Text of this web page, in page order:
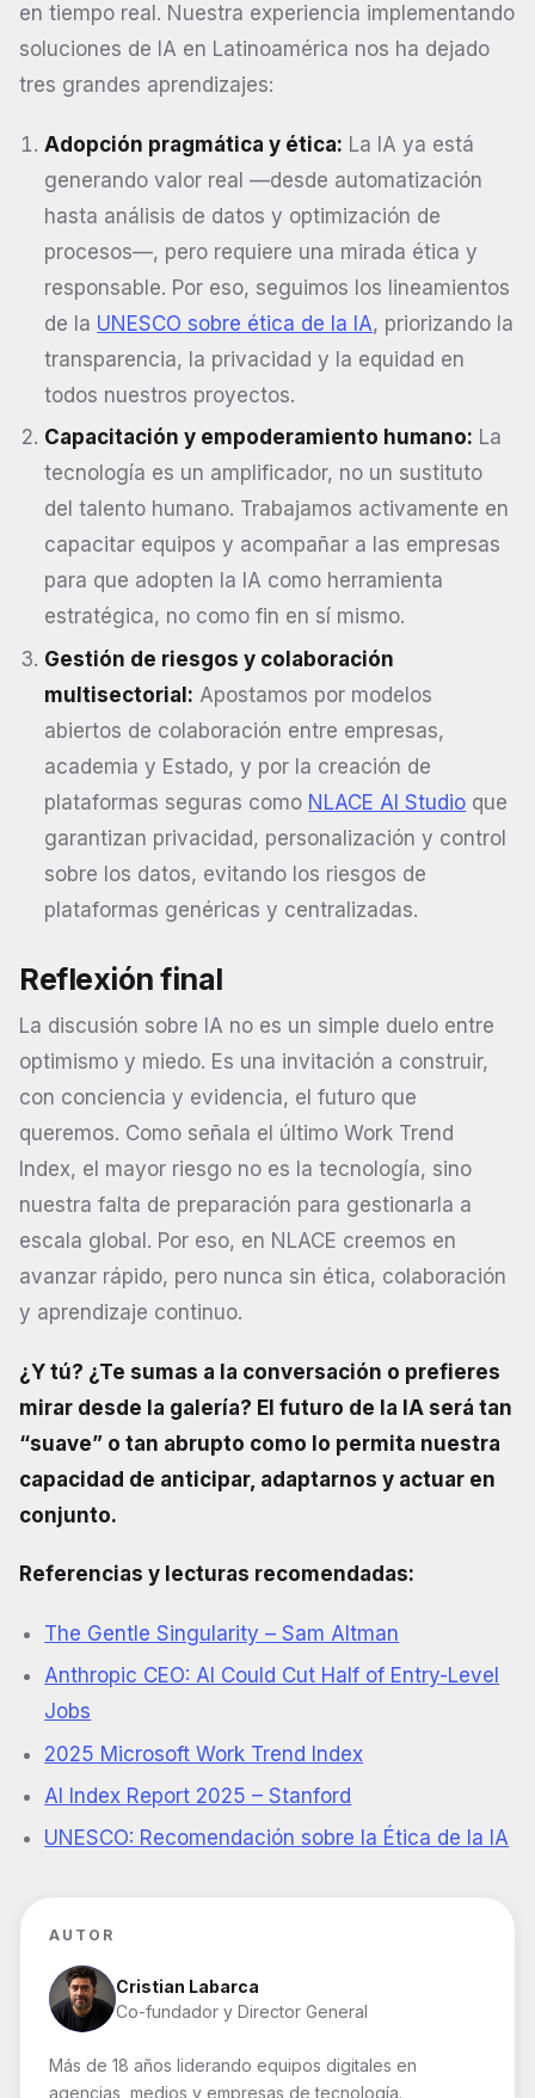
en tiempo real. Nuestra experiencia implementando
soluciones de IA en Latinoamérica nos ha dejado
tres grandes aprendizajes:
Adopción pragmática y ética: La IA ya está
generando valor real —desde automatización
hasta análisis de datos y optimización de
procesos—, pero requiere una mirada ética y
responsable. Por eso, seguimos los lineamientos
de la UNESCO sobre ética de la IA, priorizando la
transparencia, la privacidad y la equidad en
todos nuestros proyectos.
Capacitación y empoderamiento humano: La
tecnología es un amplificador, no un sustituto
del talento humano. Trabajamos activamente en
capacitar equipos y acompañar a las empresas
para que adopten la IA como herramienta
estratégica, no como fin en sí mismo.
Gestión de riesgos y colaboración
multisectorial: Apostamos por modelos
abiertos de colaboración entre empresas,
academia y Estado, y por la creación de
plataformas seguras como NLACE AI Studio que
garantizan privacidad, personalización y control
sobre los datos, evitando los riesgos de
plataformas genéricas y centralizadas.
Reflexión final
La discusión sobre IA no es un simple duelo entre
optimismo y miedo. Es una invitación a construir,
con conciencia y evidencia, el futuro que
queremos. Como señala el último Work Trend
Index, el mayor riesgo no es la tecnología, sino
nuestra falta de preparación para gestionarla a
escala global. Por eso, en NLACE creemos en
avanzar rápido, pero nunca sin ética, colaboración
y aprendizaje continuo.
¿Y tú? ¿Te sumas a la conversación o prefieres
mirar desde la galería? El futuro de la IA será tan
“suave” o tan abrupto como lo permita nuestra
capacidad de anticipar, adaptarnos y actuar en
conjunto.
Referencias y lecturas recomendadas:
The Gentle Singularity – Sam Altman
Anthropic CEO: AI Could Cut Half of Entry-Level
Jobs
2025 Microsoft Work Trend Index
AI Index Report 2025 – Stanford
UNESCO: Recomendación sobre la Ética de la IA
AUTOR
Cristian Labarca
Co-fundador y Director General
Más de 18 años liderando equipos digitales en
agencias, medios y empresas de tecnología.